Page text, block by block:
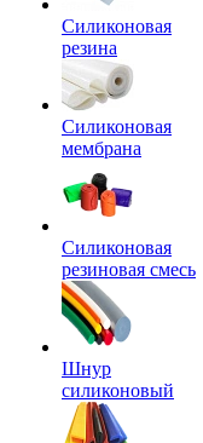
Силиконовая
резина
Силиконовая
мембрана
Силиконовая
резиновая смесь
Шнур
силиконовый